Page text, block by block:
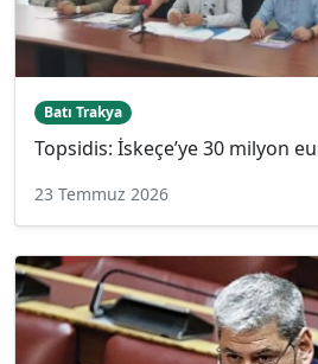
Batı Trakya
Topsidis: İskeçe’ye 30 milyon
23 Temmuz 2026